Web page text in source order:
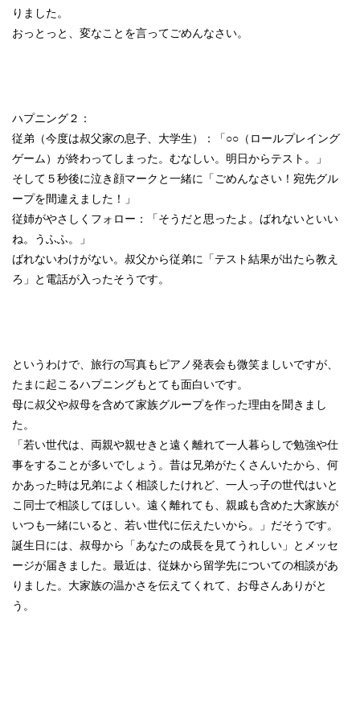
りました。
おっとっと、変なことを言ってごめんなさい。
ハプニング２：
従弟（今度は叔父家の息子、大学生）：「○○（ロールプレイング
ゲーム）が終わってしまった。むなしい。明日からテスト。」
そして５秒後に泣き顔マークと一緒に「ごめんなさい！宛先グル
ープを間違えました！」
従姉がやさしくフォロー：「そうだと思ったよ。ばれないといい
ね。うふふ。」
ばれないわけがない。叔父から従弟に「テスト結果が出たら教え
ろ」と電話が入ったそうです。
というわけで、旅行の写真もピアノ発表会も微笑ましいですが、
たまに起こるハプニングもとても面白いです。
母に叔父や叔母を含めて家族グループを作った理由を聞きまし
た。
「若い世代は、両親や親せきと遠く離れて一人暮らしで勉強や仕
事をすることが多いでしょう。昔は兄弟がたくさんいたから、何
かあった時は兄弟によく相談したけれど、一人っ子の世代はいと
こ同士で相談してほしい。遠く離れても、親戚も含めた大家族が
いつも一緒にいると、若い世代に伝えたいから。」だそうです。
誕生日には、叔母から「あなたの成長を見てうれしい」とメッセ
ージが届きました。最近は、従妹から留学先についての相談があ
りました。大家族の温かさを伝えてくれて、お母さんありがと
う。